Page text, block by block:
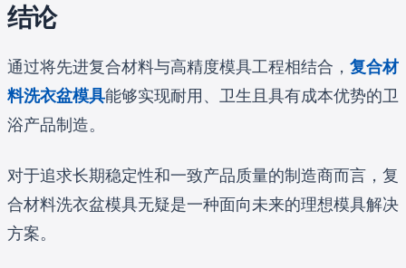
结论
通过将先进复合材料与高精度模具工程相结合， 复合材
料洗衣盆模具能够实现耐用、卫生且具有成本优势的卫
浴产品制造。
对于追求长期稳定性和一致产品质量的制造商而言，复
合材料洗衣盆模具无疑是一种面向未来的理想模具解决
方案。